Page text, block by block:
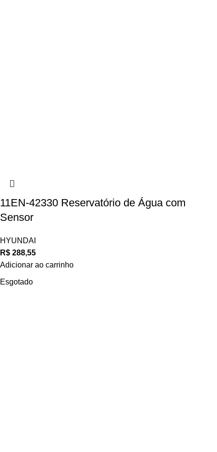
11EN-42330 Reservatório de Água com
Sensor
HYUNDAI
R$ 288,55
Adicionar ao carrinho
Esgotado